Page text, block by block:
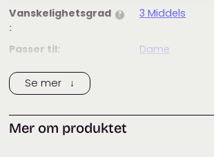
Vanskelighetsgrad ?
:
3 Middels
Passer til:
Dame
Merke:
Tags:
Kategorier:
Se mer ↓
Mer om produktet